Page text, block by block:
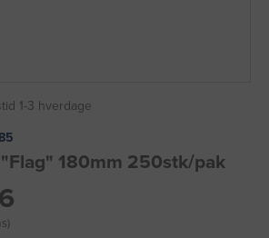
1-3 hverdage
180mm 250stk/pak